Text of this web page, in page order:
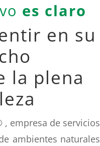
es claro
en su
la plena
empresa de servicios
ambientes naturales